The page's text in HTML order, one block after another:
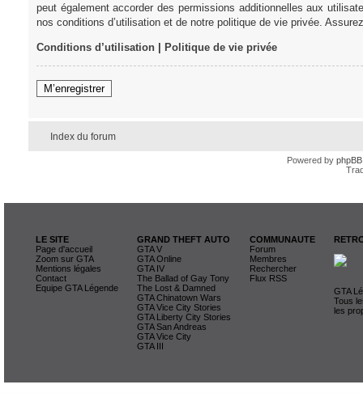
peut également accorder des permissions additionnelles aux
nos conditions d’utilisation et de notre politique de vie privée.
Conditions d’utilisation| Politique de vie privée
M’enregistrer
Index du forum
Powered by phpBB
LE SITE
Page d'accueil
Zoom sur GTA
Mentions légales
Contact
Equipe GTA Légende
GRAND THEFT AUTO
GTA V
GTA Online
GTA IV
The Ballad of Gay Tony
The Lost & Damned
GTA Chinatown Wars
GTA Vice City Stories
GTA Liberty City Stories
GTA San Andreas
GTA Vice City
GTA III
COMMUNAUTE
Forum
Membres
Rechercher
Flux RSS
GTA
Tous
les